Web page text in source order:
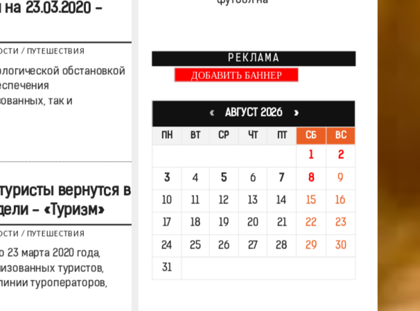
23.03.2020 -
/ ПУТЕШЕСТВИЯ
обстановкой
так и
вернутся в
- «Туризм»
/ ПУТЕШЕСТВИЯ
марта 2020 года,
туристов,
туроператоров,
РЕКЛАМА
ДОБАВИТЬ БАННЕР
«АВГУСТ 2026 »
ПН ВТ СР ЧТ ПТ СБ ВС
1 2
3 4 5 6 7 8 9
10 11 12 13 14 15 16
17 18 19 20 21 22 23
24 25 26 27 28 29 30
31